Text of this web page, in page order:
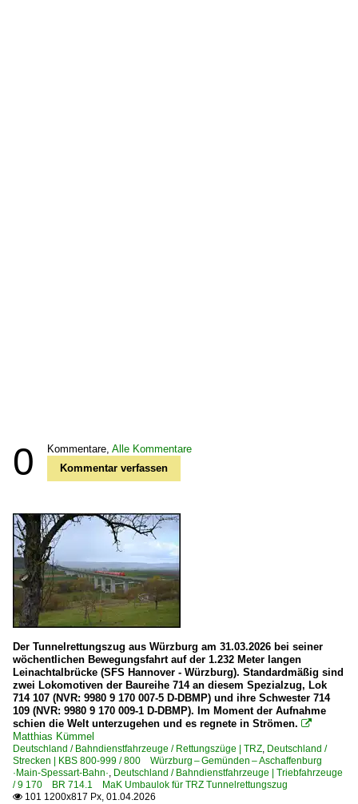
0 Kommentare, Alle Kommentare
Kommentar verfassen
Der Tunnelrettungszug aus Würzburg am 31.03.2026 bei seiner
wöchentlichen Bewegungsfahrt auf der 1.232 Meter langen
Leinachtalbrücke (SFS Hannover - Würzburg). Standardmäßig sind
zwei Lokomotiven der Baureihe 714 an diesem Spezialzug, Lok
714 107 (NVR: 9980 9 170 007-5 D-DBMP) und ihre Schwester 714
109 (NVR: 9980 9 170 009-1 D-DBMP). Im Moment der Aufnahme
schien die Welt unterzugehen und es regnete in Strömen. 
Matthias Kümmel
Deutschland / Bahndienstfahrzeuge / Rettungszüge | TRZ, Deutschland /
Strecken | KBS 800-999 / 800 Würzburg – Gemünden – Aschaffenburg
·Main-Spessart-Bahn·, Deutschland / Bahndienstfahrzeuge | Triebfahrzeuge
/ 9 170 BR 714.1 MaK Umbaulok für TRZ Tunnelrettungszug
 101 1200x817 Px, 01.04.2026